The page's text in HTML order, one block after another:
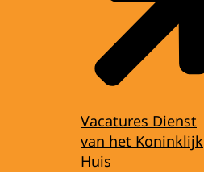
Vacatures Dienst
van het Koninklijk
Huis